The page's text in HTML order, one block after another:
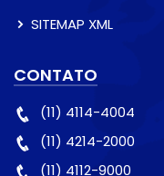
SITEMAP XML
CONTATO
(11) 4114-4004
(11) 4214-2000
(11) 4112-9000